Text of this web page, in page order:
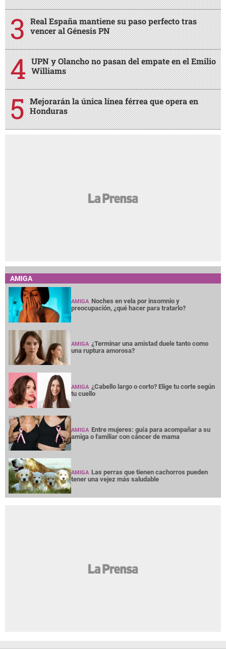
Real España mantiene su paso perfecto tras
vencer al Génesis PN
UPN y Olancho no pasan del empate en el Emilio
Williams
Mejorarán la única línea férrea que opera en
Honduras
AMIGA
AMIGA Noches en vela por insomnio y
preocupación, ¿qué hacer para tratarlo?
AMIGA ¿Terminar una amistad duele tanto como
una ruptura amorosa?
AMIGA ¿Cabello largo o corto? Elige tu corte según
tu cuello
AMIGA Entre mujeres: guía para acompañar a su
amiga o familiar con cáncer de mama
AMIGA Las perras que tienen cachorros pueden
tener una vejez más saludable